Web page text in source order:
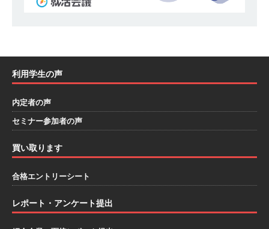
｜ 1人1人に合わせたキャリアを築ける可能性あ
年 ｜ 日本臓器製薬
体育会積極採用企業
料を提供する老舗メーカー ｜ 業界トップクラス
利用学生の声
内定者の声
セミナー参加者の声
買い取ります
合格エントリーシート
レポート・アンケート提出